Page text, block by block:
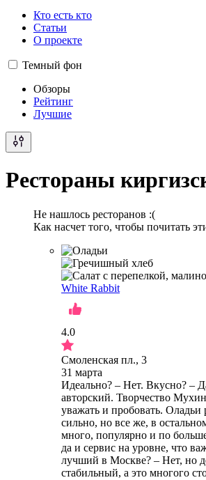
Кто есть кто
Статьи
О проекте
Темный фон
Обзоры
Рейтинг
Лучшие
Рестораны
Не нашлось ресторанов :(
Как насчет того, чтобы почитать
White Rabbit
4.0
Смоленская пл., 3
31 марта
Идеально? – Нет. Вкусно? –
авторский. Творчество
уважать и пробовать. Оладьи
сильно, но все же, в
много, популярно и по
да и сервис на уровне, что
лучший в Москве? – Нет, но
стабильный, а это многого